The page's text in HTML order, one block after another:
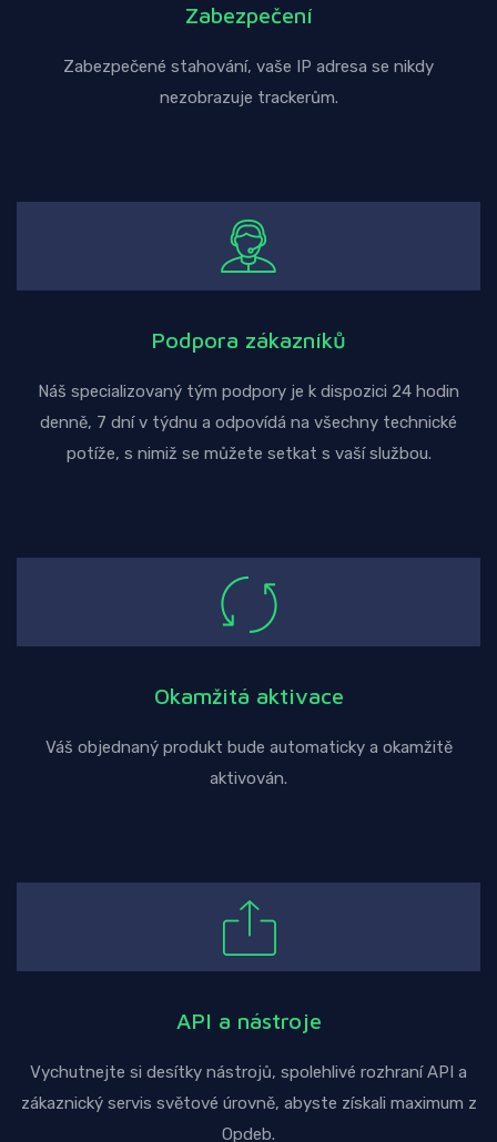
Zabezpečení
Zabezpečené stahování, vaše IP adresa se nikdy
nezobrazuje trackerům.
Podpora zákazníků
Náš specializovaný tým podpory je k dispozici 24 hodin
denně, 7 dní v týdnu a odpovídá na všechny technické
potíže, s nimiž se můžete setkat s vaší službou.
Okamžitá aktivace
Váš objednaný produkt bude automaticky a okamžitě
aktivován.
API a nástroje
Vychutnejte si desítky nástrojů, spolehlivé rozhraní API a
zákaznický servis světové úrovně, abyste získali maximum z
Opdeb.